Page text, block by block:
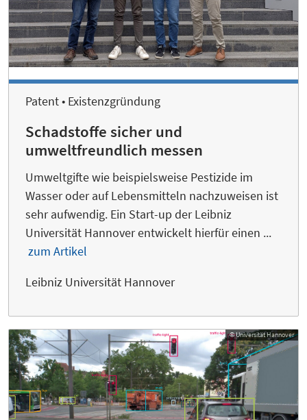
Patent • Existenzgründung
Schadstoffe sicher und
umweltfreundlich messen
Umweltgifte wie beispielsweise Pestizide im
Wasser oder auf Lebensmitteln nachzuweisen ist
sehr aufwendig. Ein Start-up der Leibniz
Universität Hannover entwickelt hierfür einen ...
zum Artikel
Leibniz Universität Hannover
© Universität Hannover